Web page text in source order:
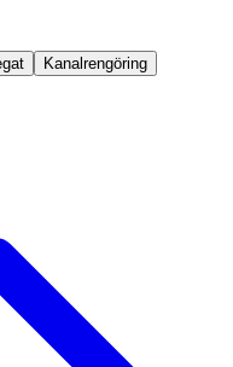
Kanalrengöring